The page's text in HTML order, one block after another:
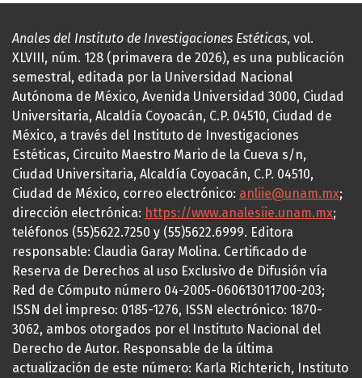
Anales del Instituto de Investigaciones Estéticas, vol.
XLVIII, núm. 128 (primavera de 2026), es una publicación
semestral, editada por la Universidad Nacional
Autónoma de México, Avenida Universidad 3000, Ciudad
Universitaria, Alcaldía Coyoacán, C.P. 04510, Ciudad de
México, a través del Instituto de Investigaciones
Estéticas, Circuito Maestro Mario de la Cueva s/n,
Ciudad Universitaria, Alcaldía Coyoacán, C.P. 04510,
Ciudad de México, correo electrónico: anliie@unam.mx;
dirección electrónica: https://www.analesiie.unam.mx;
teléfonos (55)5622.7250 y (55)5622.6999. Editora
responsable: Claudia Garay Molina. Certificado de
Reserva de Derechos al uso Exclusivo de Difusión vía
Red de Cómputo número 04-2005-060613011700-203;
ISSN del impreso: 0185-1276, ISSN electrónico: 1870-
3062, ambos otorgados por el Instituto Nacional del
Derecho de Autor. Responsable de la última
actualización de este número: Karla Richterich, Instituto